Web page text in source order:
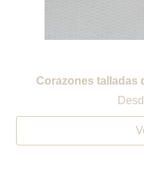
Corazones talladas